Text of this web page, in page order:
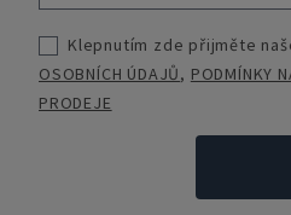
Klepnutím zde přijměte
OSOBNÍCH ÚDAJŮ, PODMÍNKY
PRODEJE